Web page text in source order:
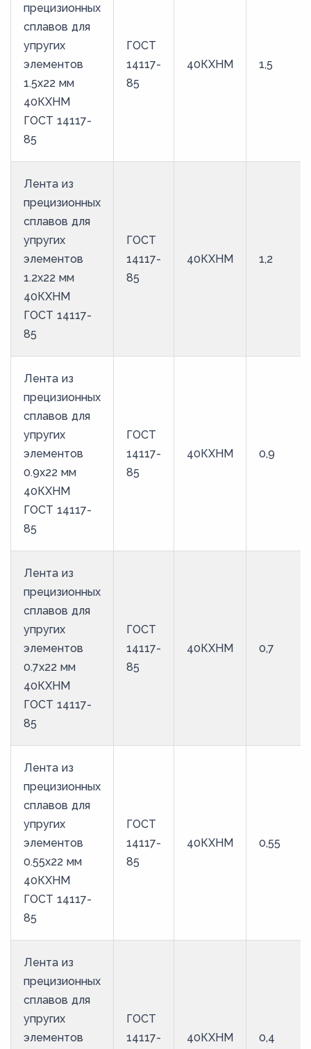
прецизионных
сплавов для
упругих
элементов
1.5x22 мм
40КХНМ
ГОСТ 14117-
85
ГОСТ
14117-
85
40КХНМ 1,5
Лента из
прецизионных
сплавов для
упругих
элементов
1.2x22 мм
40КХНМ
ГОСТ 14117-
85
ГОСТ
14117-
85
40КХНМ 1,2
Лента из
прецизионных
сплавов для
упругих
элементов
0.9x22 мм
40КХНМ
ГОСТ 14117-
85
ГОСТ
14117-
85
40КХНМ 0,9
Лента из
прецизионных
сплавов для
упругих
элементов
0.7x22 мм
40КХНМ
ГОСТ 14117-
85
ГОСТ
14117-
85
40КХНМ 0,7
Лента из
прецизионных
сплавов для
упругих
элементов
0.55x22 мм
40КХНМ
ГОСТ 14117-
85
ГОСТ
14117-
85
40КХНМ 0,55
Лента из
прецизионных
сплавов для
упругих
элементов
ГОСТ
14117-
40КХНМ 0,4